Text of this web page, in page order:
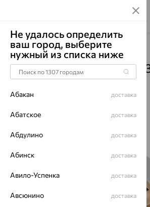
Главная Каталог Для мужчин
Кольцо, золото, гранат,
Артикул:31-0312-Г
Не удалось определить
ваш город, выберите
нужный из списка ниже
Абакан доставка
Абатское доставка
Абдулино доставка
Абинск доставка
Авило-Успенка доставка
Авсюнино доставка